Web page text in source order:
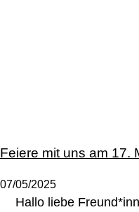
Feiere mit uns am 17.
07/05/2025
Hallo liebe